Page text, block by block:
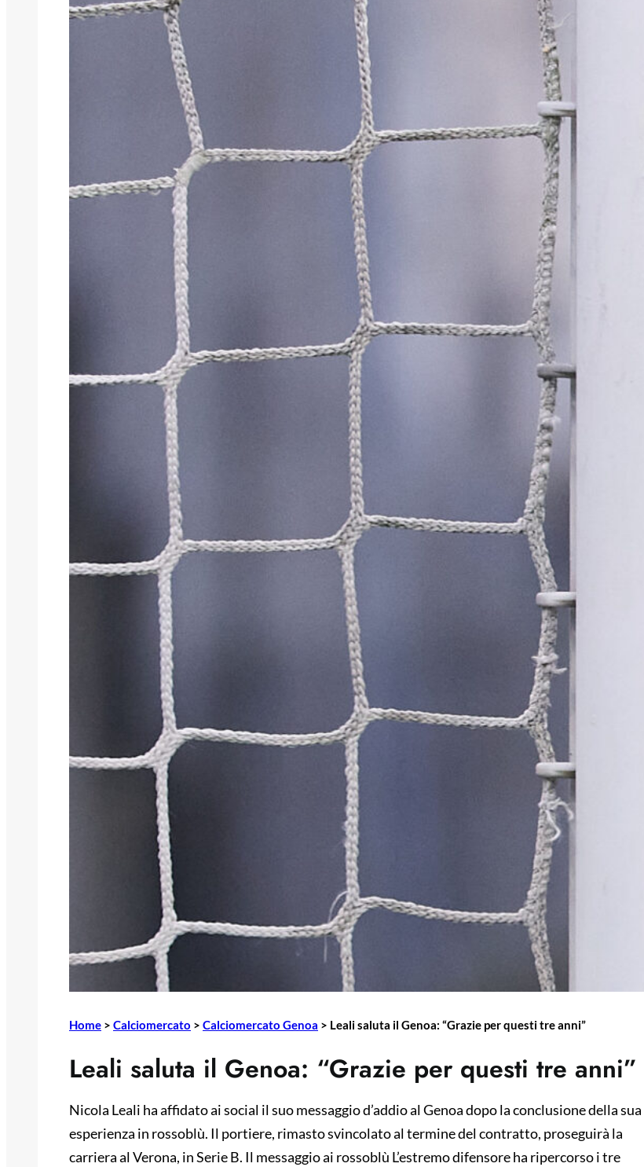
Home > Calciomercato > Calciomercato Genoa > Leali saluta il Genoa: “Grazie per questi tre anni”
Leali saluta il Genoa: “Grazie per questi tre anni”
Nicola Leali ha affidato ai social il suo messaggio d’addio al Genoa dopo la conclusione della sua
esperienza in rossoblù. Il portiere, rimasto svincolato al termine del contratto, proseguirà la
carriera al Verona, in Serie B. Il messaggio ai rossoblù L’estremo difensore ha ripercorso i tre